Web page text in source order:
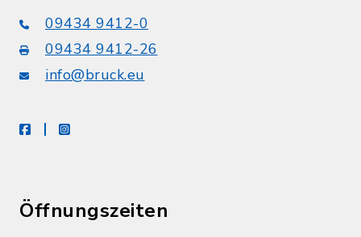
09434 9412-0
09434 9412-26
info@bruck.eu
facebookinstagram
Öffnungszeiten